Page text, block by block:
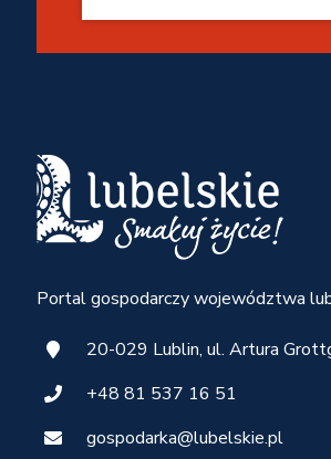
Portal gospodarczy województwa
20-029 Lublin, ul. Artura
+48 81 537 16 51
gospodarka@lubelskie.pl